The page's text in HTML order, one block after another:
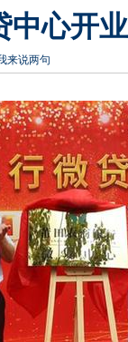
中心开业
来说两句